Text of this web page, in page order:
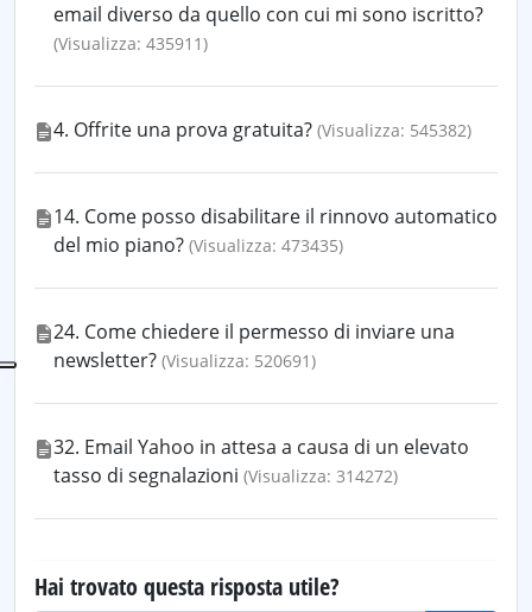
email diverso da quello con cui mi sono iscritto?
(Visualizza: 435911)
4. Offrite una prova gratuita? (Visualizza: 545382)
14. Come posso disabilitare il rinnovo automatico
del mio piano? (Visualizza: 473435)
24. Come chiedere il permesso di inviare una
newsletter? (Visualizza: 520691)
32. Email Yahoo in attesa a causa di un elevato
tasso di segnalazioni (Visualizza: 314272)
Hai trovato questa risposta utile?